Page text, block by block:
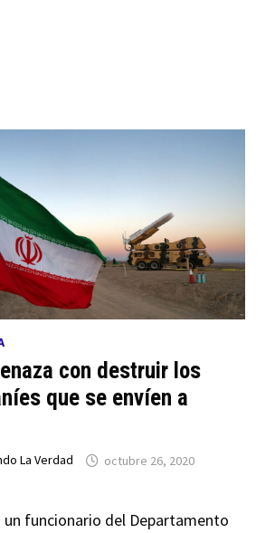
con destruir los
que se envíen a
La Verdad
octubre 26, 2020
un funcionario del Departamento